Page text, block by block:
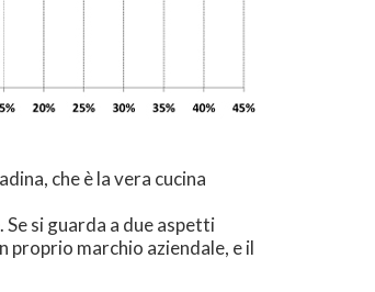
che è la vera cucina
si guarda a due aspetti
marchio aziendale, e il